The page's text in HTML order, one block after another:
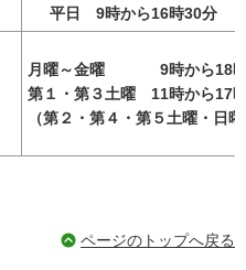
平日 9時から16時30分
月曜～金曜 9時から18
第１・第３土曜 11時から17
（第２・第４・第５土曜・日
ページのトップへ戻る